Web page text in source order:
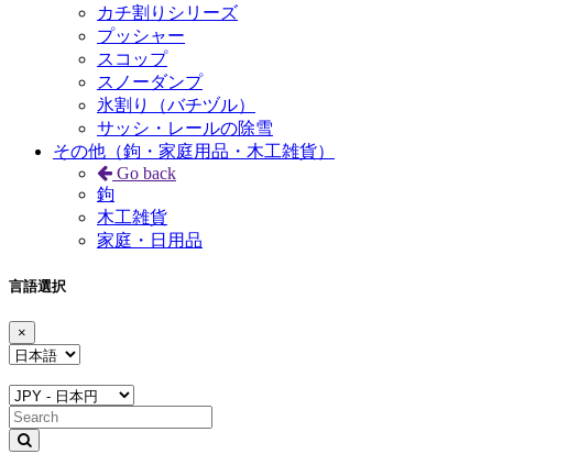
カチ割りシリーズ
プッシャー
スコップ
スノーダンプ
氷割り（バチヅル）
サッシ・レールの除雪
その他（鉤・家庭用品・木工雑貨）
Go back
鉤
木工雑貨
家庭・日用品
言語選択
×